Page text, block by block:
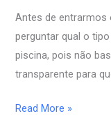
Antes de entrarmos
perguntar qual o
piscina, pois não
transparente para
de
Ozônio
Read More »